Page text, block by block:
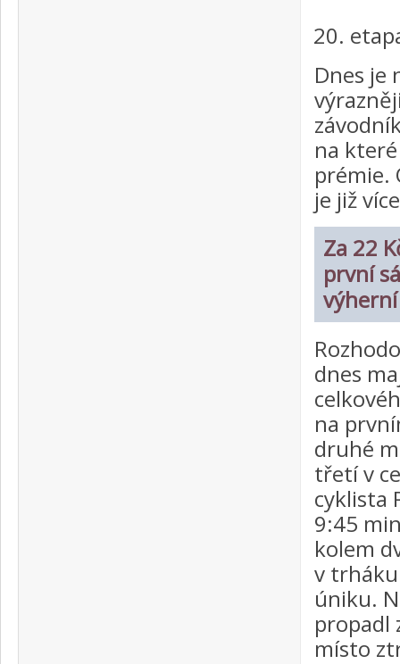
Dnes je
na
prémie.
je již
Za 22
první
dnes
na
druhé
třetí v
cyklista
9:45
kolem
v
úniku.
propadl
místo